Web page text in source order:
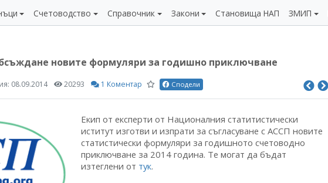
Счетоводство Справочник Закони Становища НАП ЗМИП
новите формуляри за годишно приключване
08.09.2014 20293 1 Коментар Сподели
Екип от експерти от Националния статитистически
иститут изготви и изпрати за съгласуване с АССП новите
статистически формуляри за годишното счетоводно
приключване за 2014 година. Те могат да бъдат
изтеглени от тук.